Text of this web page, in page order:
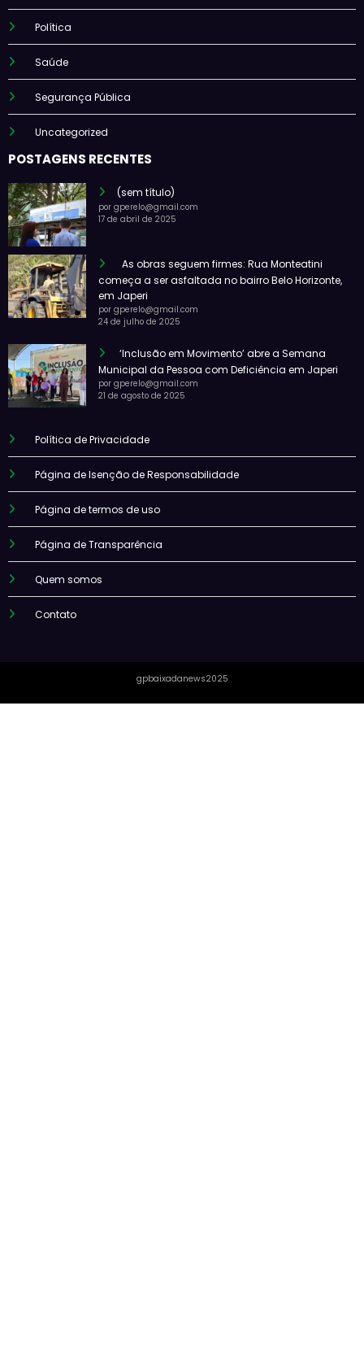
Política
Saúde
Segurança Pública
Uncategorized
POSTAGENS RECENTES
(sem título)
por gperelo@gmail.com
17 de abril de 2025
As obras seguem firmes: Rua Monteatini
começa a ser asfaltada no bairro Belo Horizonte,
em Japeri
por gperelo@gmail.com
24 de julho de 2025
‘Inclusão em Movimento’ abre a Semana
Municipal da Pessoa com Deficiência em Japeri
por gperelo@gmail.com
21 de agosto de 2025
Política de Privacidade
Página de Isenção de Responsabilidade
Página de termos de uso
Página de Transparência
Quem somos
Contato
gpbaixadanews2025